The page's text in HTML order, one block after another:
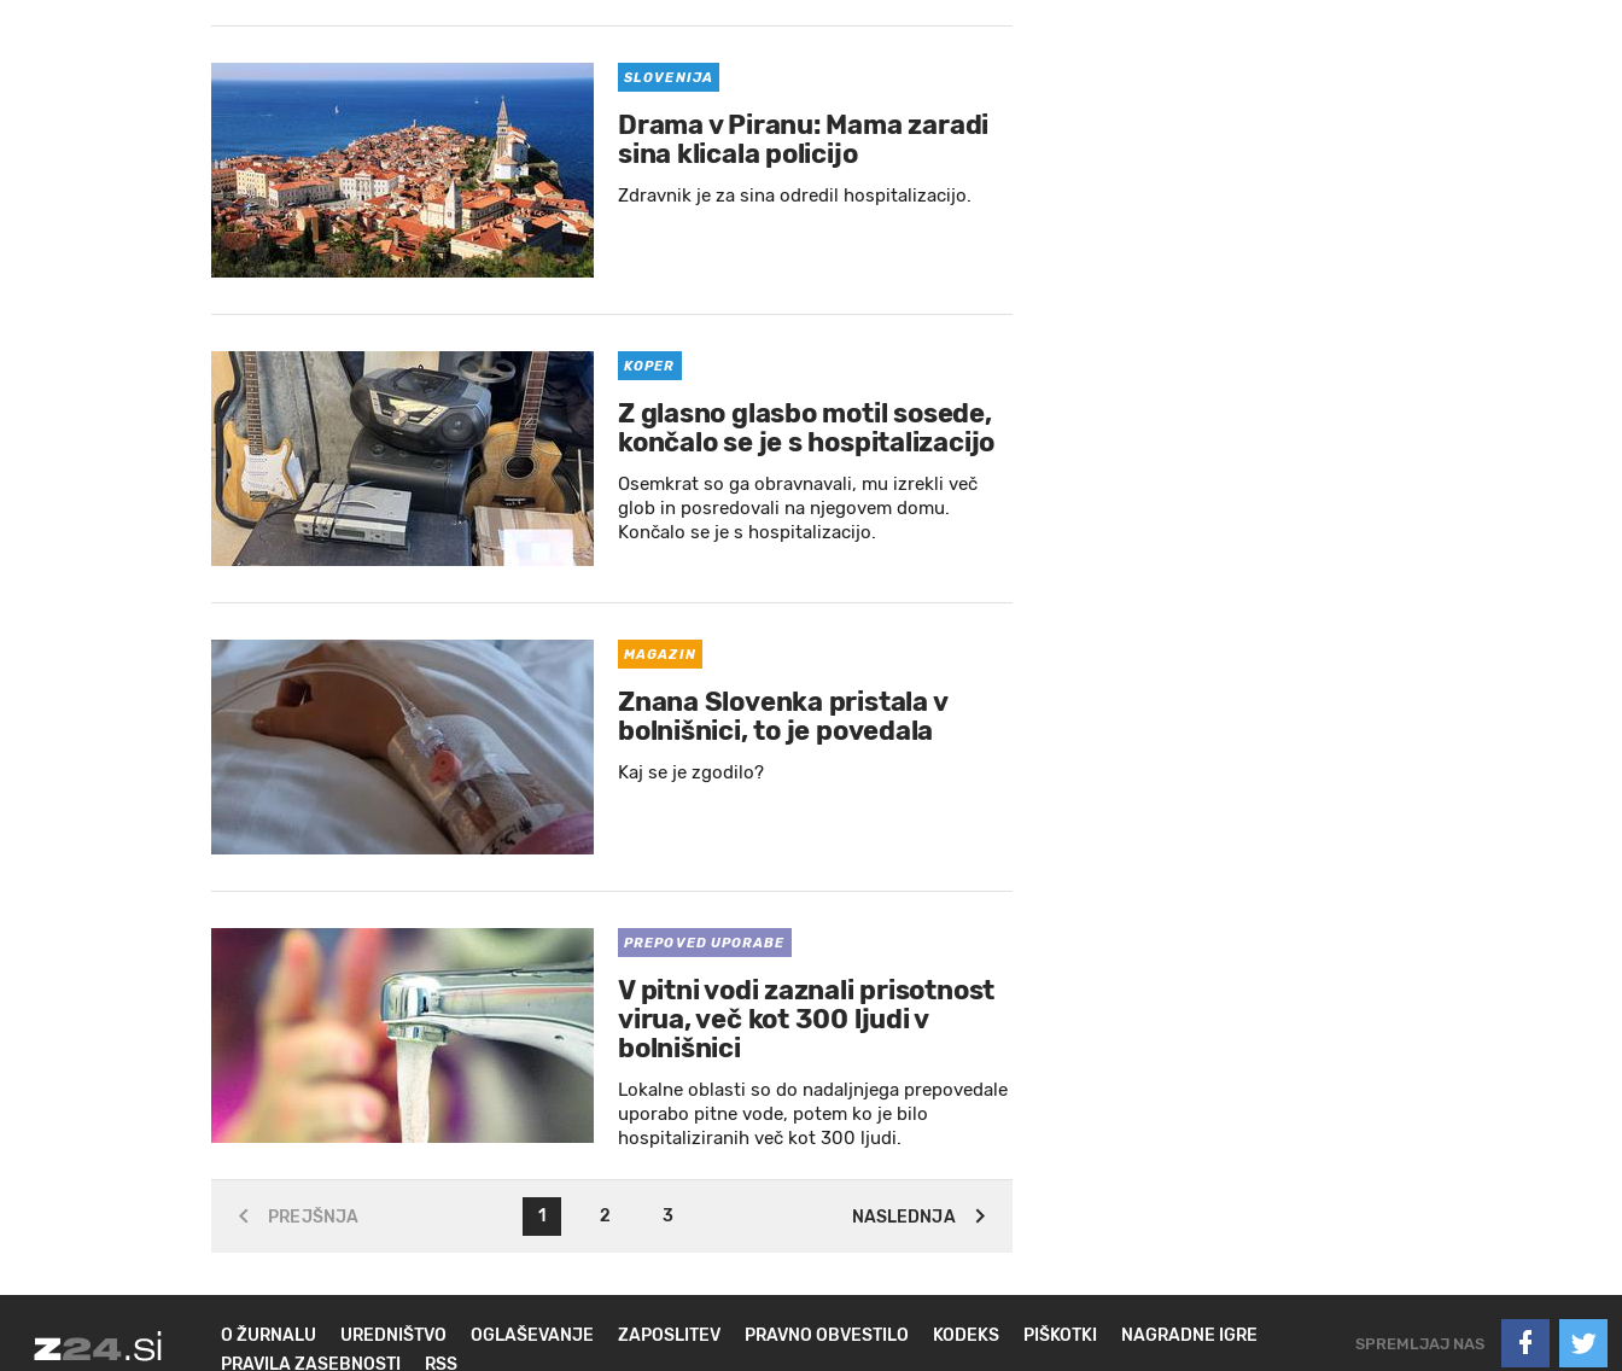
SLOVENIJA
Drama v Piranu: Mama zaradi
sina klicala policijo
Zdravnik je za sina odredil hospitalizacijo.
KOPER
Z glasno glasbo motil sosede,
končalo se je s hospitalizacijo
Osemkrat so ga obravnavali, mu izrekli več
glob in posredovali na njegovem domu.
Končalo se je s hospitalizacijo.
MAGAZIN
Znana Slovenka pristala v
bolnišnici, to je povedala
Kaj se je zgodilo?
PREPOVED UPORABE
V pitni vodi zaznali prisotnost
virua, več kot 300 ljudi v
bolnišnici
Lokalne oblasti so do nadaljnjega prepovedale
uporabo pitne vode, potem ko je bilo
hospitaliziranih več kot 300 ljudi.
PREJŠNJA 1 2 3 NASLEDNJA
O ŽURNALU UREDNIŠTVO OGLAŠEVANJE ZAPOSLITEV PRAVNO OBVESTILO KODEKS PIŠKOTKI
NAGRADNE IGRE
PRAVILA ZASEBNOSTI
RSS
SPREMLJAJ NAS